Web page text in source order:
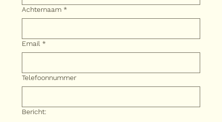
Achternaam *
Email *
Telefoonnummer
Bericht: